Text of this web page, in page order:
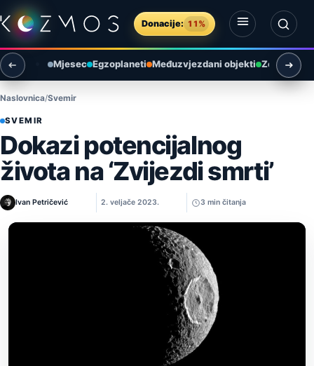
Preskoči na sadržaj
Donacije: 11%
Otvori izbornik
Otvori pretragu
Mjesec Egzoplaneti Međuzvjezdani objekti Zemlja i
Naslovnica Svemir
SVEMIR
Dokazi potencijalnog
života na ‘Zvijezdi smrti’
Ivan Petričević 2. veljače 2023. 3 min čitanja